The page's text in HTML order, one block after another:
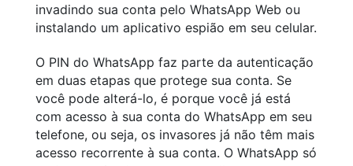
invadindo sua conta pelo WhatsApp Web ou
instalando um aplicativo espião em seu celular.
O PIN do WhatsApp faz parte da autenticação
em duas etapas que protege sua conta. Se
você pode alterá-lo, é porque você já está
com acesso à sua conta do WhatsApp em seu
telefone, ou seja, os invasores já não têm mais
acesso recorrente à sua conta. O WhatsApp só